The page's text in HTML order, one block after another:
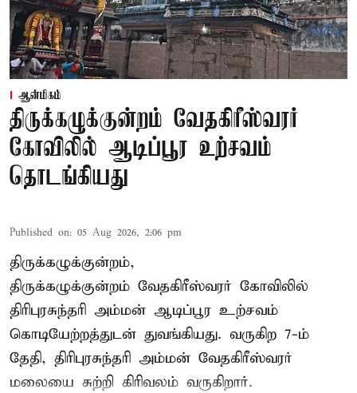
ஆன்மிகம்
திருக்கழுக்குன்றம் வேதகிரீஸ்வரர்
கோவிலில் ஆடிப்பூர உற்சவம்
தொடங்கியது
Published on: 05 Aug 2026, 2:06 pm
திருக்கழுக்குன்றம்,
திருக்கழுக்குன்றம் வேதகிரீஸ்வரர் கோவிலில்
திரிபுரசுந்தரி அம்மன் ஆடிப்பூர உற்சவம்
கொடியேற்றத்துடன் துவங்கியது. வருகிற 7-ம்
தேதி, திரிபுரசுந்தரி அம்மன் வேதகிரீஸ்வரர்
மலையை சுற்றி கிரிவலம் வருகிறார்.